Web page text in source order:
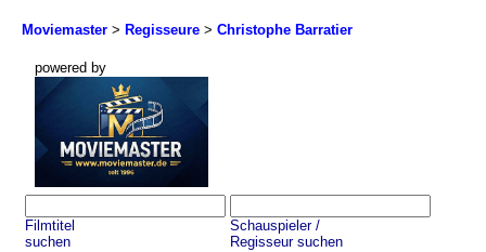
Moviemaster > Regisseure > Christophe Barratier
powered by
Filmtitel
suchen
Schauspieler /
Regisseur suchen